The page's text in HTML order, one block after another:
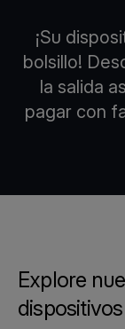
¡Su
bolsillo!
la salida
pagar con
Explore